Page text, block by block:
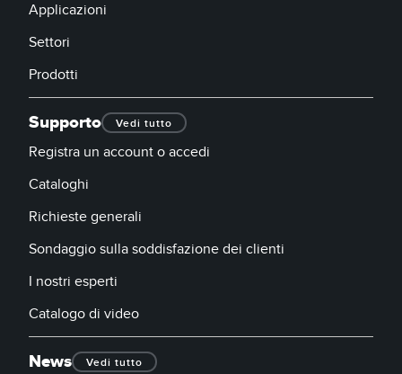
Applicazioni
Settori
Prodotti
Supporto Vedi tutto
Registra un account o accedi
Cataloghi
Richieste generali
Sondaggio sulla soddisfazione dei clienti
I nostri esperti
Catalogo di video
News Vedi tutto